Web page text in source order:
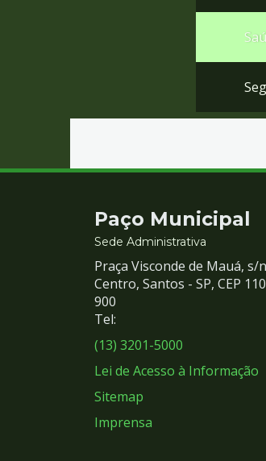
Contato
e
Redes
Sociais
Paço Municipal
Sede Administrativa
Praça Visconde de Mauá, s/
Centro, Santos - SP, CEP
900
Tel:
(13) 3201-5000
Lei de Acesso à Informação
Sitemap
Imprensa